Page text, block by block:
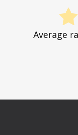
Average